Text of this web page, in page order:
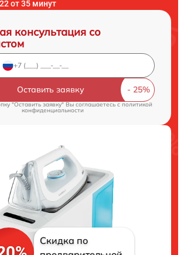
от 35 минут
консультация со
Оставить заявку
"Оставить заявку" Вы соглашаетесь cполитикой
конфиденциальности
Скидка по